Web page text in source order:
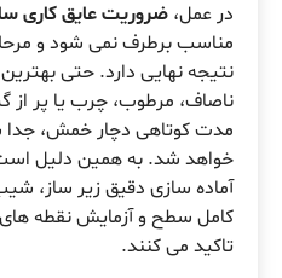
در عمل، ضروریت عایق کاری
مناسب برطرف نمی شود و
نتیجه نهایی دارد. حتی
ناصاف، مرطوب، چرب یا پر از
مدت کوتاهی دچار خمش، جدا
خواهد شد. به همین دلیل
آماده سازی دقیق زیر ساز،
کامل سطح و آزمایش نقطه
تاکید می کنند.